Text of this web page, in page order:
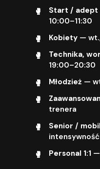
Start / adept
10:00–11:30
Kobiety— wt.,
Technika,
19:00–20:30
Młodzież —
trenera
Senior /
Personal 1:1 —